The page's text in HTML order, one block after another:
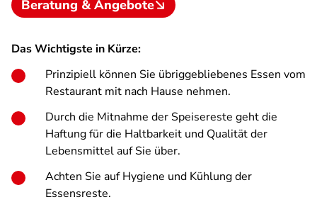
Beratung & Angebote
Das Wichtigste in Kürze:
Prinzipiell können Sie übriggebliebenes Essen vom
Restaurant mit nach Hause nehmen.
Durch die Mitnahme der Speisereste geht die
Haftung für die Haltbarkeit und Qualität der
Lebensmittel auf Sie über.
Achten Sie auf Hygiene und Kühlung der
Essensreste.